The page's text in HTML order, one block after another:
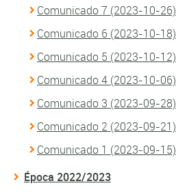
Comunicado 7 (2023-10-26)
Comunicado 6 (2023-10-18)
Comunicado 5 (2023-10-12)
Comunicado 4 (2023-10-06)
Comunicado 3 (2023-09-28)
Comunicado 2 (2023-09-21)
Comunicado 1 (2023-09-15)
Época 2022/2023